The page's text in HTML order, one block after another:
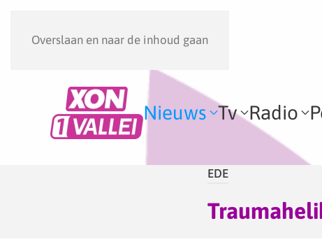
Overslaan en naar de inhoud gaan
Nieuws Tv Radio
EDE